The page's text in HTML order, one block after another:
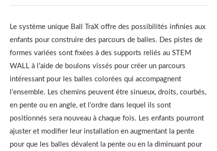
Le système unique Ball TraX offre des possibilités infinies aux
enfants pour construire des parcours de balles. Des pistes de
formes variées sont fixées à des supports reliés au STEM
WALL à l’aide de boulons vissés pour créer un parcours
intéressant pour les balles colorées qui accompagnent
l’ensemble. Les chemins peuvent être sinueux, droits, courbés,
en pente ou en angle, et l’ordre dans lequel ils sont
positionnés sera nouveau à chaque fois. Les enfants pourront
ajuster et modifier leur installation en augmentant la pente
pour que les balles dévalent la pente ou en la diminuant pour